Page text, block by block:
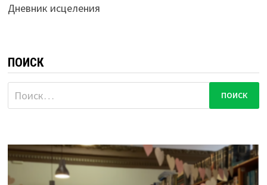
Дневник исцеления
ПОИСК
Найти: